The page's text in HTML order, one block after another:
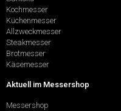
Kochmesser
Küchenmesser
Allzweckmesser
Steakmesser
Brotmesser
Käsemesser
Aktuell im Messershop
Messershop